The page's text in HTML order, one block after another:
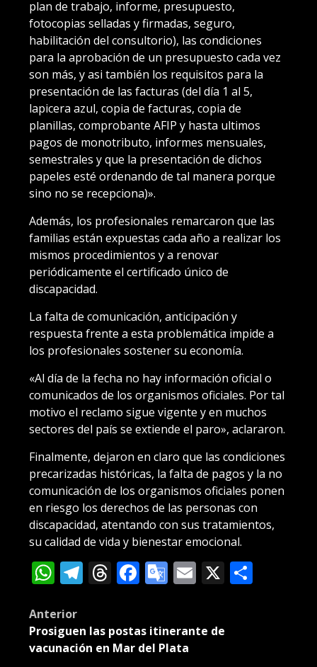
plan de trabajo, informe, presupuesto,
fotocopias selladas y firmadas, seguro,
habilitación del consultorio), las condiciones
para la aprobación de un presupuesto cada vez
son más, y asi también los requisitos para la
presentación de las facturas (del día 1 al 5,
lapicera azul, copia de facturas, copia de
planillas, comprobante AFIP y hasta ultimos
pagos de monotributo, informes mensuales,
semestrales y que la presentación de dichos
papeles esté ordenando de tal manera porque
sino no se recepciona)».
Además, los profesionales remarcaron que las
familias están expuestas cada año a realizar los
mismos procedimientos y a renovar
periódicamente el certificado único de
discapacidad.
La falta de comunicación, anticipación y
respuesta frente a esta problemática impide a
los profesionales sostener su economía.
«Al día de la fecha no hay información oficial o
comunicados de los organismos oficiales. Por tal
motivo el reclamo sigue vigente y en muchos
sectores del país se extiende el paro», aclararon.
Finalmente, dejaron en claro que las condiciones
precarizadas históricas, la falta de pagos y la no
comunicación de los organismos oficiales ponen
en riesgo los derechos de las personas con
discapacidad, atentando con sus tratamientos,
su calidad de vida y bienestar emocional.
WhatsApp
Telegram
Threads
Facebook
Google
Email
X
Post
navigation
Anterior
Prosiguen las postas itinerante de
vacunación en Mar del Plata